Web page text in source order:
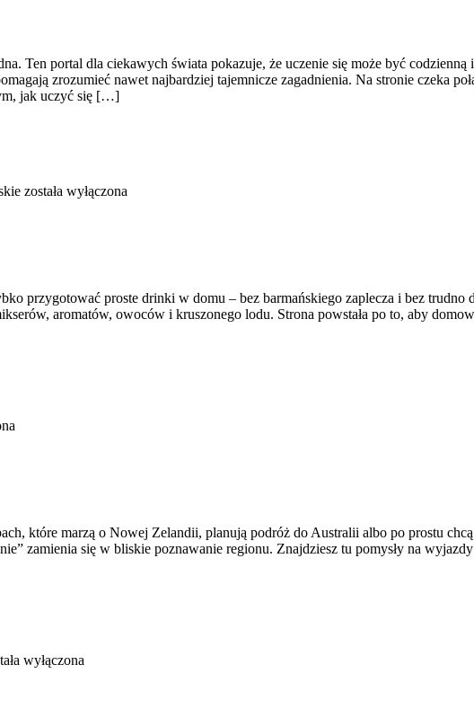
Ten portal dla ciekawych świata pokazuje, że uczenie się może być
zrozumieć nawet najbardziej tajemnicze zagadnienia. Na stronie czeka
jak uczyć się […]
została wyłączona
przygotować proste drinki w domu – bez barmańskiego zaplecza i bez trudno
aromatów, owoców i kruszonego lodu. Strona powstała po to, aby
które marzą o Nowej Zelandii, planują podróż do Australii albo po prostu
zamienia się w bliskie poznawanie regionu. Znajdziesz tu pomysły na
wyłączona